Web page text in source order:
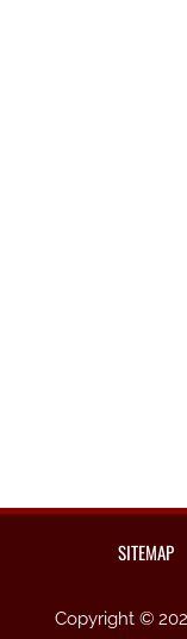
SITEMAP
Copyright ©